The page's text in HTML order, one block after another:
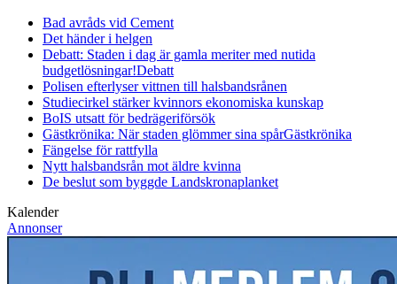
Bad avråds vid Cement
Det händer i helgen
Debatt: Staden i dag är gamla meriter med nutida
budgetlösningar!Debatt
Polisen efterlyser vittnen till halsbandsrånen
Studiecirkel stärker kvinnors ekonomiska kunskap
BoIS utsatt för bedrägeriförsök
Gästkrönika: När staden glömmer sina spårGästkrönika
Fängelse för rattfylla
Nytt halsbandsrån mot äldre kvinna
De beslut som byggde Landskronaplanket
Kalender
Annonser